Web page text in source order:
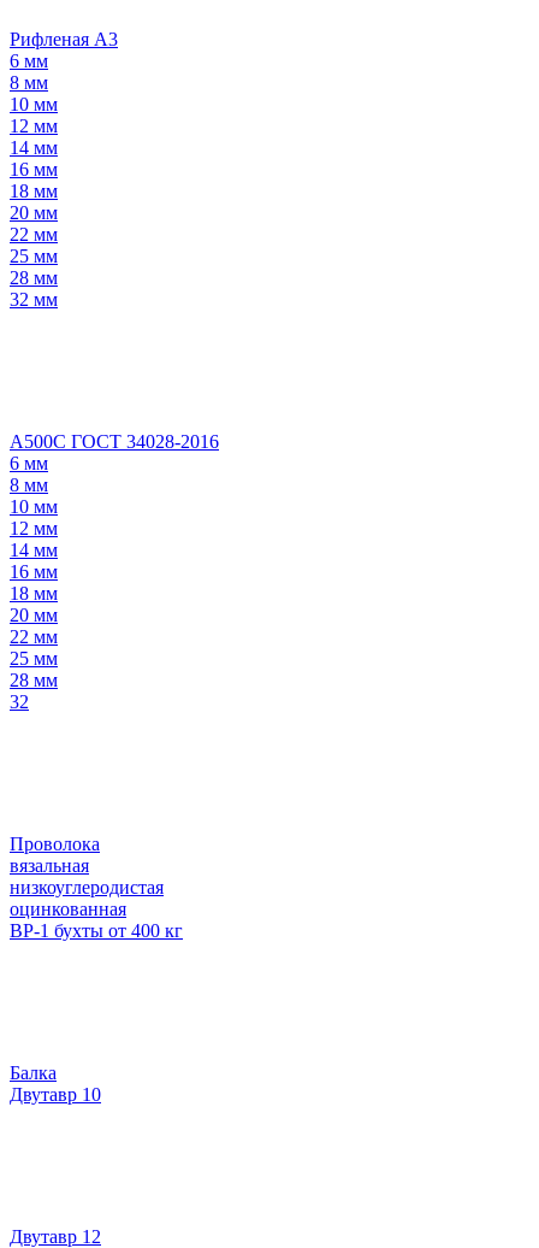
Рифленая А3
6 мм
8 мм
10 мм
12 мм
14 мм
16 мм
18 мм
20 мм
22 мм
25 мм
28 мм
32 мм
А500С ГОСТ 34028-2016
6 мм
8 мм
10 мм
12 мм
14 мм
16 мм
18 мм
20 мм
22 мм
25 мм
28 мм
32
Проволока
вязальная
низкоуглеродистая
оцинкованная
ВР-1 бухты от 400 кг
Балка
Двутавр 10
Двутавр 12